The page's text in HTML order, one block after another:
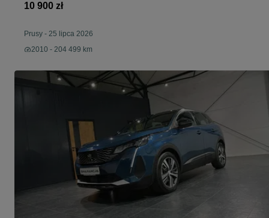
10 900 zł
Prusy - 25 lipca 2026
2010 - 204 499 km